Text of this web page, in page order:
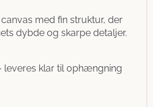
med fin struktur, der
dybde og skarpe detaljer.
klar til ophængning